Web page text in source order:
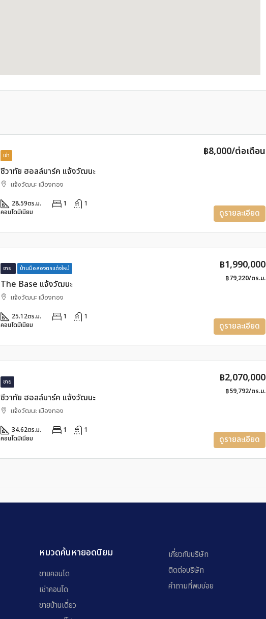
เช่า
ชีวาทัย ฮอลล์มาร์ค แจ้งวัฒนะ
฿8,000/ต่อเดือน
แจ้งวัฒนะ เมืองทอง
28.59ตร.ม. 1
1
คอนโดมิเนียม
ดูรายละเอียด
ขาย บ้านมือสองตกแต่งใหม่
The Base แจ้งวัฒนะ
฿1,990,000
฿79,220/ตร.ม.
แจ้งวัฒนะ เมืองทอง
25.12ตร.ม. 1
1
คอนโดมิเนียม
ดูรายละเอียด
ขาย
ชีวาทัย ฮอลล์มาร์ค แจ้งวัฒนะ
฿2,070,000
฿59,792/ตร.ม.
แจ้งวัฒนะ เมืองทอง
34.62ตร.ม. 1
1
คอนโดมิเนียม
ดูรายละเอียด
หมวดค้นหายอดนิยม
ขายคอนโด
เช่าคอนโด
ขายบ้านเดี่ยว
เกี่ยวกับบริษัท
ติดต่อบริษัท
คำถามที่พบบ่อย